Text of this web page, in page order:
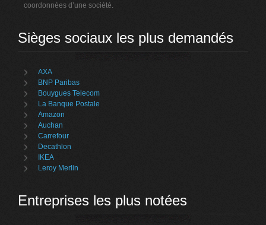
coordonnées d’une société.
Sièges sociaux les plus demandés
AXA
BNP Paribas
Bouygues Telecom
La Banque Postale
Amazon
Auchan
Carrefour
Decathlon
IKEA
Leroy Merlin
Entreprises les plus notées